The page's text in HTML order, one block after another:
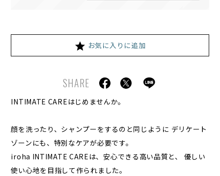
お気に入りに追加
SHARE
INTIMATE CAREはじめませんか。
顔を洗ったり、シャンプーをするのと同じように デリケート
ゾーンにも、特別なケアが必要です。
iroha INTIMATE CAREは、安心できる高い品質と、 優しい
使い心地を目指して作られました。